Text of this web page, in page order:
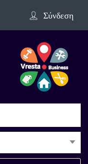
Σύνδεση